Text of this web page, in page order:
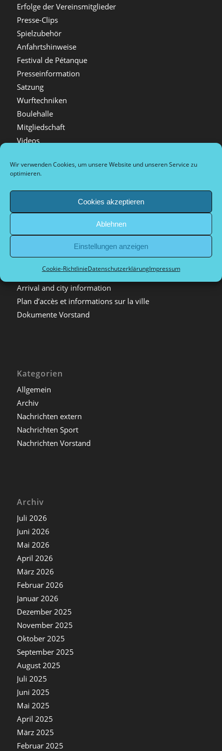
Wir verwenden Cookies, um unsere Website und unseren Service zu
optimieren.
Cookies akzeptieren
Ablehnen
Einstellungen anzeigen
Cookie-RichtlinieDatenschutzerklärungImpressum
Erfolge der Vereinsmitglieder
Presse-Clips
Spielzubehör
Anfahrtshinweise
Festival de Pétanque
Presseinformation
Satzung
Wurftechniken
Boulehalle
Mitgliedschaft
Videos
Spielorte in Düsseldorf
Pétanque in Deutschland
Verwandte Sportarten
Impressum
Datenschutzerklärung
Tournois de sport de compétition et de loisirs
Arrival and city information
Plan d’accès et informations sur la ville
Dokumente Vorstand
Kategorien
Allgemein
Archiv
Nachrichten extern
Nachrichten Sport
Nachrichten Vorstand
Archiv
Juli 2026
Juni 2026
Mai 2026
April 2026
März 2026
Februar 2026
Januar 2026
Dezember 2025
November 2025
Oktober 2025
September 2025
August 2025
Juli 2025
Juni 2025
Mai 2025
April 2025
März 2025
Februar 2025